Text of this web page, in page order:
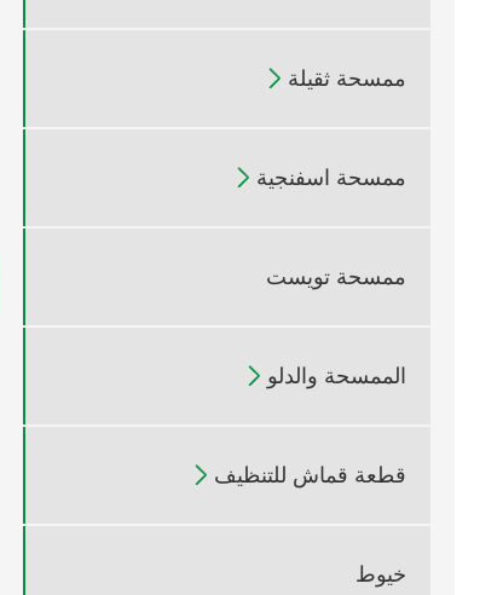
ممسحة ثقيلة 
ممسحة اسفنجية 
ممسحة تويست
الممسحة والدلو 
قطعة قماش للتنظيف 
خيوط